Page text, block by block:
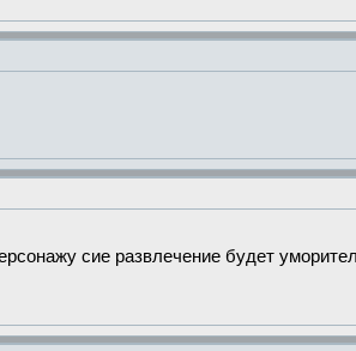
сие развлечение будет